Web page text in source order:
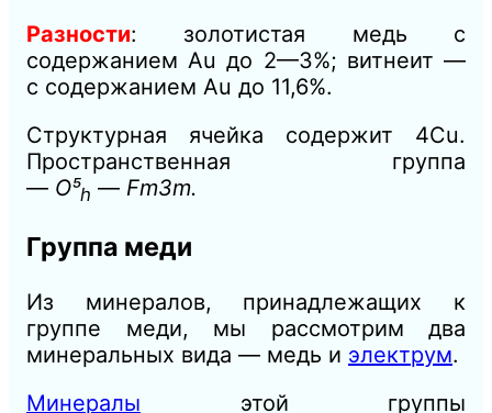
Разности: золотистая медь с
содержанием Au до 2—3%; витнеит —
с содержанием Au до 11,6%.
Структурная ячейка содержит 4Сu.
Пространственная группа
— O⁵h — Fm3m.
Группа меди
Из минералов, принадлежащих к
группе меди, мы рассмотрим два
минеральных вида — медь и электрум.
Минералы этой группы